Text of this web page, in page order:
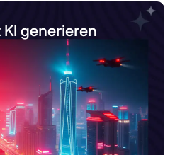
KI generieren